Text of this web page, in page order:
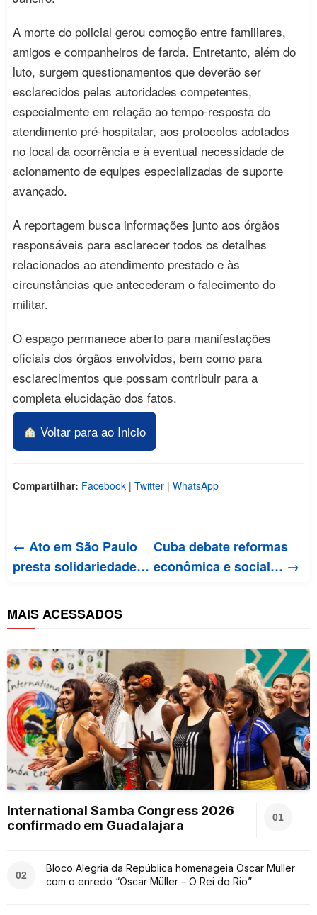
A morte do policial gerou comoção entre familiares,
amigos e companheiros de farda. Entretanto, além do
luto, surgem questionamentos que deverão ser
esclarecidos pelas autoridades competentes,
especialmente em relação ao tempo-resposta do
atendimento pré-hospitalar, aos protocolos adotados
no local da ocorrência e à eventual necessidade de
acionamento de equipes especializadas de suporte
avançado.
A reportagem busca informações junto aos órgãos
responsáveis para esclarecer todos os detalhes
relacionados ao atendimento prestado e às
circunstâncias que antecederam o falecimento do
militar.
O espaço permanece aberto para manifestações
oficiais dos órgãos envolvidos, bem como para
esclarecimentos que possam contribuir para a
completa elucidação dos fatos.
Voltar para ao Inicio
Compartilhar: Facebook | Twitter | WhatsApp
← Ato em São Paulo
presta solidariedade…
Cuba debate reformas
econômica e social… →
MAIS ACESSADOS
International Samba Congress 2026
confirmado em Guadalajara
01
02
Bloco Alegria da República homenageia Oscar Müller
com o enredo “Oscar Müller – O Rei do Rio”